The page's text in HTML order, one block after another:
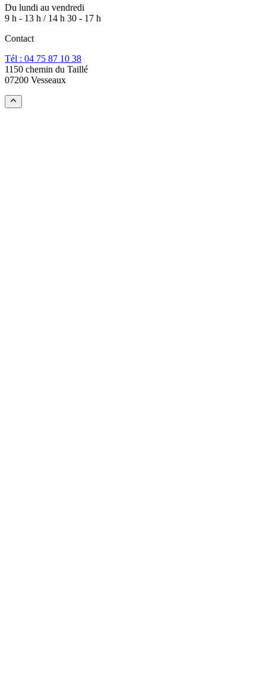
Du lundi au vendredi
9 h - 13 h / 14 h 30 - 17 h
Contact
Tél : 04 75 87 10 38
1150 chemin du Taillé
07200 Vesseaux